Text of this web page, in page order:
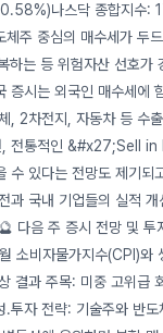
나스닥 종합지수:
체주 중심의 매수세가 두
하는 등 위험자산 선호
증시는 외국인 매수세에
, 2차전지, 자동차 등 수
, 전통적인 &#x27;Sell
수 있다는 전망도 제기되
과 국내 기업들의 실적
다음 주 증시 전망 및 투
소비자물가지수(CPI)와
결과 주목: 미중 고위급
.투자 전략: 기술주와 반도